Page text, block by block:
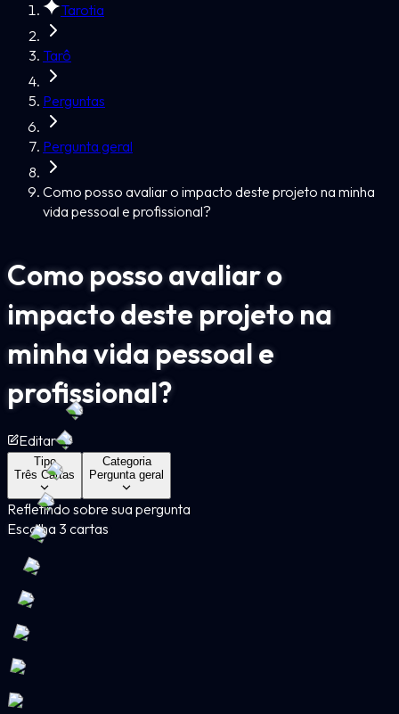
Tarotia
Tarô
Perguntas
Pergunta geral
Como posso avaliar o impacto deste projeto na minha
vida pessoal e profissional?
Como posso avaliar o
impacto deste projeto na
minha vida pessoal e
profissional?
Editar
Tipo
Três Cartas
Categoria
Pergunta geral
Refletindo sobre sua pergunta
Escolha 3 cartas